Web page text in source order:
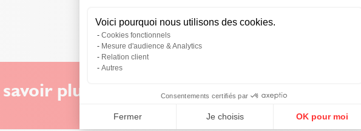
plus ?
Voici pourquoi nous utilisons des cookies.
Cookies fonctionnels
Mesure d'audience & Analytics
Relation client
Autres
Consentements certifiés par
Fermer Je choisis OK pour moi